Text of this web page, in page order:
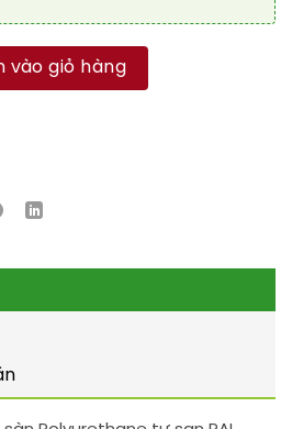
RAL RAFLOOR SHIELD SL 5023
vào giỏ hàng